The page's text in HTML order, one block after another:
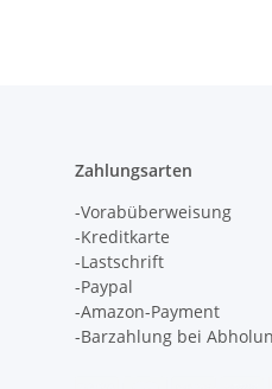
Zahlungsarten
-Vorabüberweisung
-Kreditkarte
-Lastschrift
-Paypal
-Amazon-Payment
-Barzahlung bei